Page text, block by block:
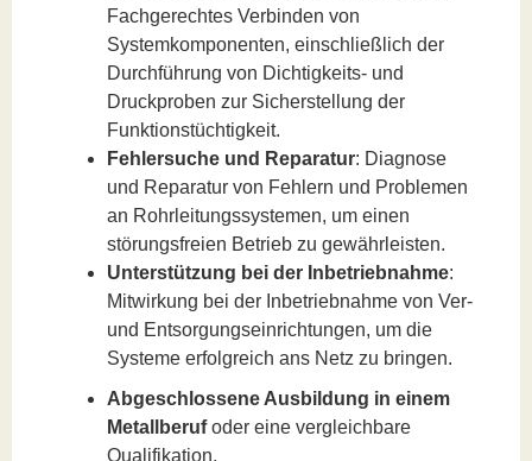
Fachgerechtes Verbinden von
Systemkomponenten, einschließlich der
Durchführung von Dichtigkeits- und
Druckproben zur Sicherstellung der
Funktionstüchtigkeit.
Fehlersuche und Reparatur: Diagnose
und Reparatur von Fehlern und Problemen
an Rohrleitungssystemen, um einen
störungsfreien Betrieb zu gewährleisten.
Unterstützung bei der Inbetriebnahme:
Mitwirkung bei der Inbetriebnahme von Ver-
und Entsorgungseinrichtungen, um die
Systeme erfolgreich ans Netz zu bringen.
Abgeschlossene Ausbildung in einem
Metallberufoder eine vergleichbare
Qualifikation.